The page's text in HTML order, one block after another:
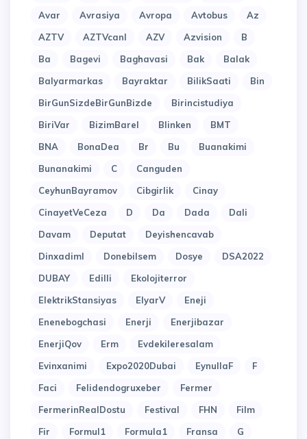
Avar
Avrasiya Avropa Avtobus
Az
AZTV
AZTVcanl AZV Azvision
B
Ba
Bagevi Baghavasi Bak
Balak
Balyarmarkas
Bayraktar BilikSaati
Bin
BirGunSizdeBirGunBizde
Birincistudiya
BiriVar
BizimBarel Blinken
BMT
BNA
BonaDea Br Bu
Buanakimi
Bunanakimi
C
Canguden
CeyhunBayramov
Cibgirlik
Cinay
CinayetVeCeza
D Da Dada
Dali
Davam
Deputat
Deyishencavab
Dinxadiml
Donebilsem Dosye
DSA2022
DUBAY
Edilli
Ekolojiterror
ElektrikStansiyas
ElyarV
Eneji
Enenebogchasi
Enerji
Enerjibazar
EnerjiQov
Erm
Evdekileresalam
Evinxanimi
Expo2020Dubai EynullaF
F
Faci
Felidendogruxeber
Fermer
FermerinRealDostu
Festival FHN
Film
Fir
Formul1 Formula1 Fransa
G